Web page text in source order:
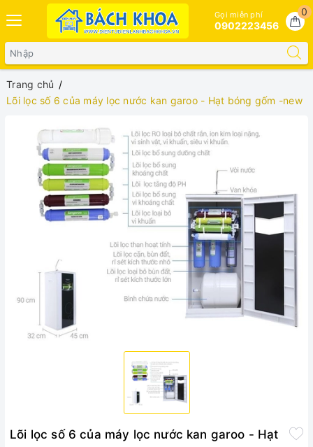
0
Gọi miễn phí
0902223456
Trang chủ
Lõi lọc số 6 của máy lọc nước kan garoo - Hạt bóng gốm -new
Lõi lọc số 6 của máy lọc nước kan garoo - Hạt